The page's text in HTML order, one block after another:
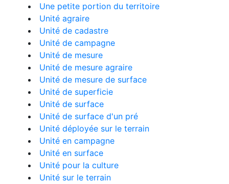
Une petite portion du territoire
Unité agraire
Unité de cadastre
Unité de campagne
Unité de mesure
Unité de mesure agraire
Unité de mesure de surface
Unité de superficie
Unité de surface
Unité de surface d'un pré
Unité déployée sur le terrain
Unité en campagne
Unité en surface
Unité pour la culture
Unité sur le terrain